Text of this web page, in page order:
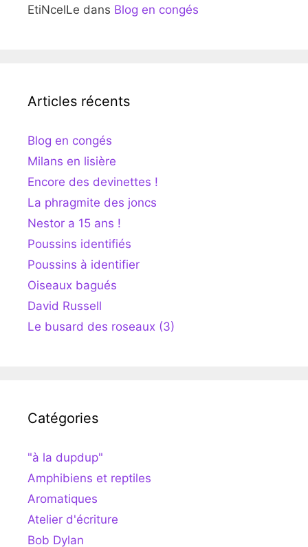
EtiNcelLe dans Blog en congés
Articles récents
Blog en congés
Milans en lisière
Encore des devinettes !
La phragmite des joncs
Nestor a 15 ans !
Poussins identifiés
Poussins à identifier
Oiseaux bagués
David Russell
Le busard des roseaux (3)
Catégories
"à la dupdup"
Amphibiens et reptiles
Aromatiques
Atelier d'écriture
Bob Dylan